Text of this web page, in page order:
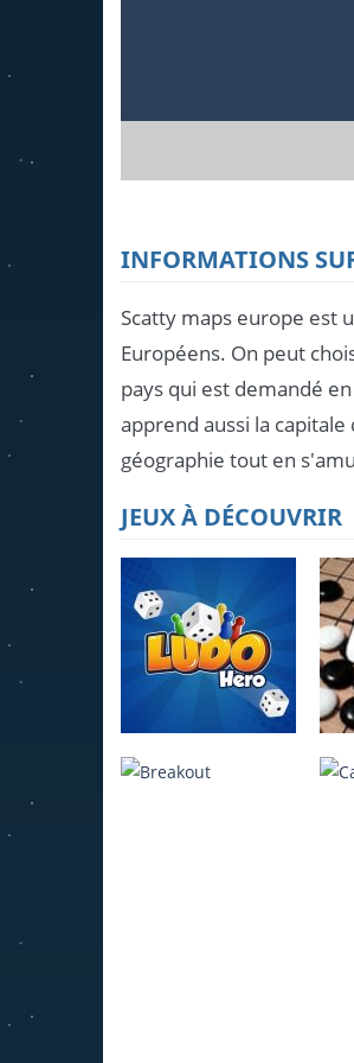
INFORMATIONS
Scatty maps europe est
Européens. On peut
pays qui est demandé
apprend aussi la
géographie tout en
JEUX À DÉCOUVRIR